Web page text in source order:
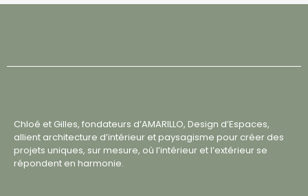
Chloé et Gilles, fondateurs d’AMARILLO, Design d’Espaces,
allient architecture d’intérieur et paysagisme pour créer des
projets uniques, sur mesure, où l’intérieur et l’extérieur se
répondent en harmonie.